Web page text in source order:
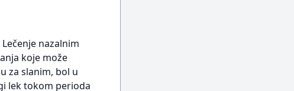
nazalnim
koje može
za slanim, bol u
lek tokom perioda